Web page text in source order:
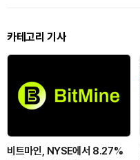
카테고리 기사
비트마인, NYSE에서 8.27%